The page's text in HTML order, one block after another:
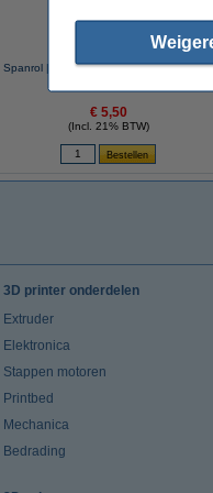
Spanrol | gladde pulley hoge resolutie | 6
€ 5,50
(Incl. 21% BTW)
3D printer onderdelen
Extruder
Elektronica
Stappen motoren
Printbed
Mechanica
Bedrading